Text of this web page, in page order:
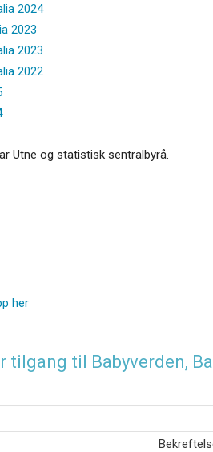
2024
2023
2023
2022
Utne og statistisk sentralbyrå.
her
tilgang til Babyverden,